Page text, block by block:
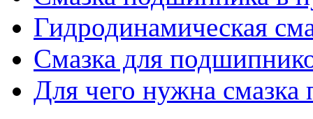
Гидродинамическая
Смазка для
Для чего нужна